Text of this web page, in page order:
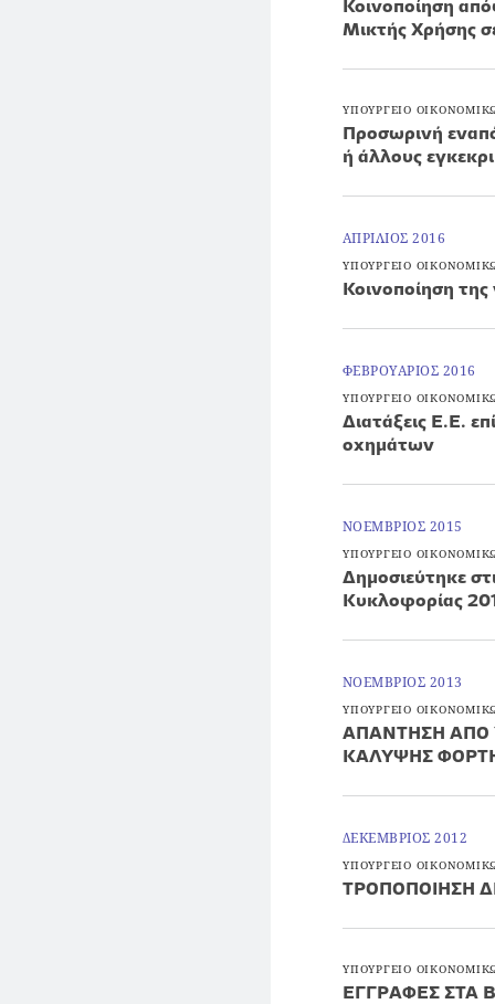
Κοινοποίηση
Μικτής Χρήσης
ΥΠΟΥΡΓΕΙΟ
Προσωρινή
ή άλλους
ΑΠΡΙΛΙΟΣ 2016
ΥΠΟΥΡΓΕΙΟ
Κοινοποίηση
ΦΕΒΡΟΥΑΡΙΟΣ 2016
ΥΠΟΥΡΓΕΙΟ
Διατάξεις Ε.Ε.
οχημάτων
ΝΟΕΜΒΡΙΟΣ 2015
ΥΠΟΥΡΓΕΙΟ
Δημοσιεύτηκε
Κυκλοφορίας
ΝΟΕΜΒΡΙΟΣ 2013
ΥΠΟΥΡΓΕΙΟ
ΑΠΑΝΤΗΣΗ ΑΠΟ
ΚΑΛΥΨΗΣ
ΔΕΚΕΜΒΡΙΟΣ 2012
ΥΠΟΥΡΓΕΙΟ
ΤΡΟΠΟΠΟΙΗΣΗ
ΥΠΟΥΡΓΕΙΟ
ΕΓΓΡΑΦΕΣ ΣΤΑ